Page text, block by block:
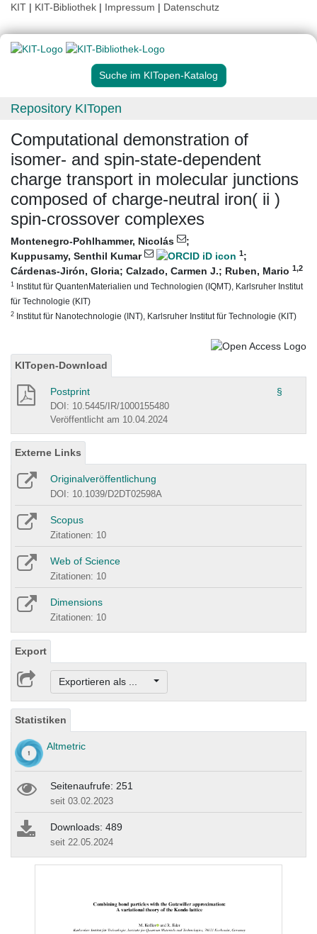
KIT | KIT-Bibliothek | Impressum | Datenschutz
Suche im KITopen-Katalog
Repository KITopen
Computational demonstration of
isomer- and spin-state-dependent
charge transport in molecular junctions
composed of charge-neutral iron( ii )
spin-crossover complexes
Montenegro-Pohlhammer, Nicolás
;
Kuppusamy, Senthil Kumar
1;
Cárdenas-Jirón, Gloria; Calzado, Carmen J.; Ruben, Mario 1,2
1 Institut für QuantenMaterialien und Technologien (IQMT), Karlsruher Institut
für Technologie (KIT)
2 Institut für Nanotechnologie (INT), Karlsruher Institut für Technologie (KIT)
KITopen-Download
Postprint §
DOI: 10.5445/IR/1000155480
Veröffentlicht am 10.04.2024
Externe Links
Originalveröffentlichung
DOI: 10.1039/D2DT02598A
Scopus
Zitationen: 10
Web of Science
Zitationen: 10
Dimensions
Zitationen: 10
Export
Exportieren als ...
Statistiken
Altmetric
Seitenaufrufe: 251
seit 03.02.2023
Downloads: 489
seit 22.05.2024